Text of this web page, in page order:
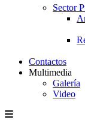
Sector
Contactos
Multimedia
Galería
Video